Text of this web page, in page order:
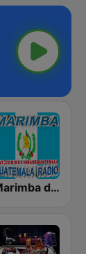
Marimba de Guatemala Radio